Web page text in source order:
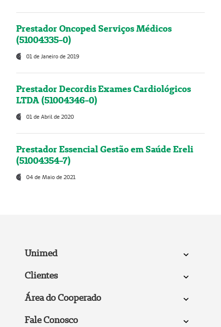
Prestador Oncoped Serviços Médicos
(51004335-0)
01 de Janeiro de 2019
Prestador Decordis Exames Cardiológicos
LTDA (51004346-0)
01 de Abril de 2020
Prestador Essencial Gestão em Saúde Ereli
(51004354-7)
04 de Maio de 2021
Unimed
Clientes
Área do Cooperado
Fale Conosco